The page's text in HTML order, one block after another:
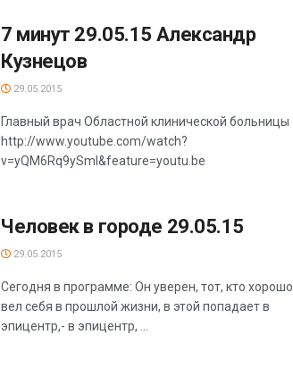
7 минут 29.05.15 Александр
Кузнецов
29.05.2015
Главный врач Областной клинической больницы
http://www.youtube.com/watch?
v=yQM6Rq9ySmI&feature=youtu.be
Человек в городе 29.05.15
29.05.2015
Сегодня в программе: Он уверен, тот, кто хорошо
вел себя в прошлой жизни, в этой попадает в
эпицентр,- в эпицентр, ...